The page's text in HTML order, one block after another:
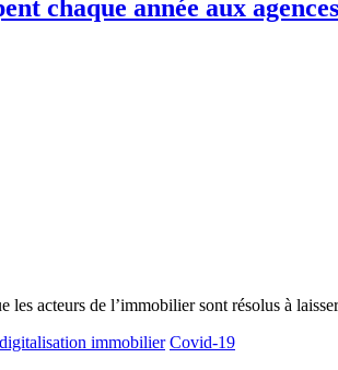
chaque année aux
acteurs de l’immobilier sont résolus à
digitalisation immobilier Covid-19